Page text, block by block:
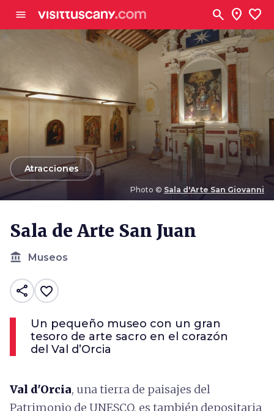
menu search location_on favorite
Photo © Sala d'Arte San Giovanni
arrow_back
Atracciones
Sala de Arte San Juan
account_balance Museos
share favorite_border
Un pequeño museo con un gran
tesoro de arte sacro en el corazón
del Val d’Orcia
Val d'Orcia, una tierra de paisajes del
Patrimonio de UNESCO, es también depositaria